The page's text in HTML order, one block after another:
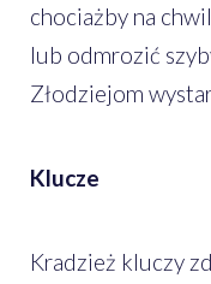
chociażby na
lub odmrozić
Złodziejom
Klucze
Kradzież kluczy